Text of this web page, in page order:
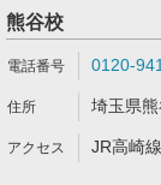
熊谷校
0120-
埼玉県
JR高崎